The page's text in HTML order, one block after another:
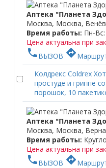
Аптека "Планета
Москва, Москва,
Время работы: Пн-
Цена актуальна при
phone ВЫЗОВ directions
Колдрекс Coldrex
простуде и гриппе
порошок, 10
Аптека "Планета
Москва, Москва,
Время работы:
Цена актуальна при
phone ВЫЗОВ directions